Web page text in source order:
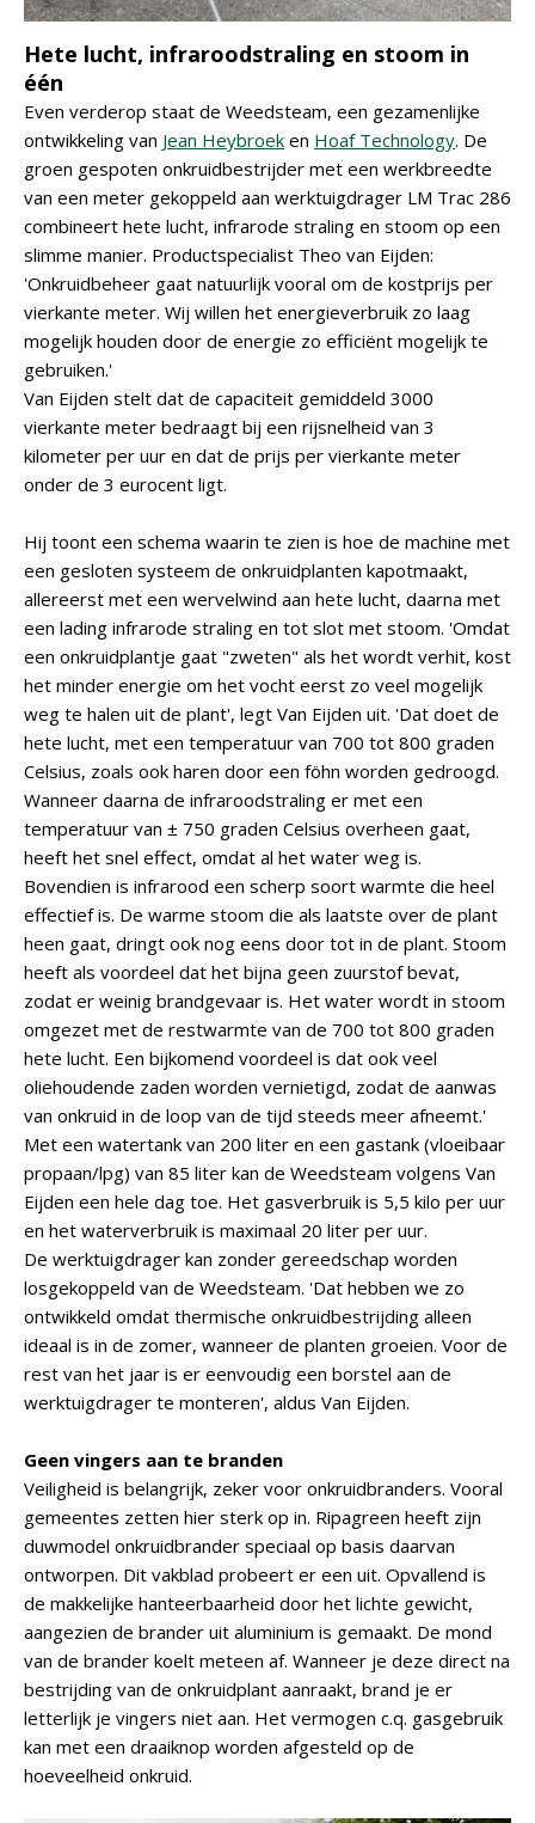
Hete lucht, infraroodstraling en stoom in
één
Even verderop staat de Weedsteam, een gezamenlijke
ontwikkeling van Jean Heybroek en Hoaf Technology. De
groen gespoten onkruidbestrijder met een werkbreedte
van een meter gekoppeld aan werktuigdrager LM Trac 286
combineert hete lucht, infrarode straling en stoom op een
slimme manier. Productspecialist Theo van Eijden:
'Onkruidbeheer gaat natuurlijk vooral om de kostprijs per
vierkante meter. Wij willen het energieverbruik zo laag
mogelijk houden door de energie zo efficiënt mogelijk te
gebruiken.'
Van Eijden stelt dat de capaciteit gemiddeld 3000
vierkante meter bedraagt bij een rijsnelheid van 3
kilometer per uur en dat de prijs per vierkante meter
onder de 3 eurocent ligt.
Hij toont een schema waarin te zien is hoe de machine met
een gesloten systeem de onkruidplanten kapotmaakt,
allereerst met een wervelwind aan hete lucht, daarna met
een lading infrarode straling en tot slot met stoom. 'Omdat
een onkruidplantje gaat "zweten" als het wordt verhit, kost
het minder energie om het vocht eerst zo veel mogelijk
weg te halen uit de plant', legt Van Eijden uit. 'Dat doet de
hete lucht, met een temperatuur van 700 tot 800 graden
Celsius, zoals ook haren door een föhn worden gedroogd.
Wanneer daarna de infraroodstraling er met een
temperatuur van ± 750 graden Celsius overheen gaat,
heeft het snel effect, omdat al het water weg is.
Bovendien is infrarood een scherp soort warmte die heel
effectief is. De warme stoom die als laatste over de plant
heen gaat, dringt ook nog eens door tot in de plant. Stoom
heeft als voordeel dat het bijna geen zuurstof bevat,
zodat er weinig brandgevaar is. Het water wordt in stoom
omgezet met de restwarmte van de 700 tot 800 graden
hete lucht. Een bijkomend voordeel is dat ook veel
oliehoudende zaden worden vernietigd, zodat de aanwas
van onkruid in de loop van de tijd steeds meer afneemt.'
Met een watertank van 200 liter en een gastank (vloeibaar
propaan/lpg) van 85 liter kan de Weedsteam volgens Van
Eijden een hele dag toe. Het gasverbruik is 5,5 kilo per uur
en het waterverbruik is maximaal 20 liter per uur.
De werktuigdrager kan zonder gereedschap worden
losgekoppeld van de Weedsteam. 'Dat hebben we zo
ontwikkeld omdat thermische onkruidbestrijding alleen
ideaal is in de zomer, wanneer de planten groeien. Voor de
rest van het jaar is er eenvoudig een borstel aan de
werktuigdrager te monteren', aldus Van Eijden.
Geen vingers aan te branden
Veiligheid is belangrijk, zeker voor onkruidbranders. Vooral
gemeentes zetten hier sterk op in. Ripagreen heeft zijn
duwmodel onkruidbrander speciaal op basis daarvan
ontworpen. Dit vakblad probeert er een uit. Opvallend is
de makkelijke hanteerbaarheid door het lichte gewicht,
aangezien de brander uit aluminium is gemaakt. De mond
van de brander koelt meteen af. Wanneer je deze direct na
bestrijding van de onkruidplant aanraakt, brand je er
letterlijk je vingers niet aan. Het vermogen c.q. gasgebruik
kan met een draaiknop worden afgesteld op de
hoeveelheid onkruid.